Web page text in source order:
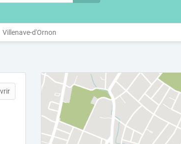
Villenave-d'Ornon